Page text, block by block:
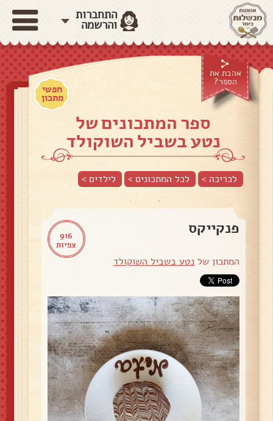
התחברות
והרשמה
אהבת את
הספר?
חפשי
מתכון
ספר המתכונים של
נטע בשביל השוקולד
לכריכה > לכל המתכונים > לילדים>
916
צפיות
פנקייקס
המתכון שלנטע בשביל השוקולד